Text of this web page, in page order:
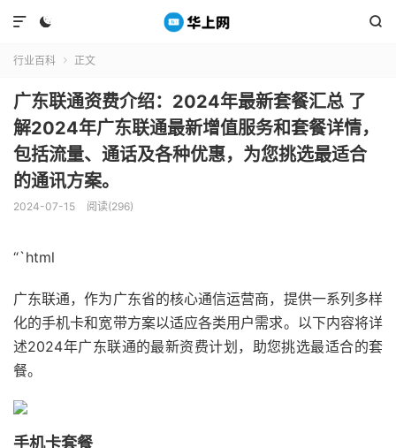
 

行业百科  正文
广东联通资费介绍：2024年最新套餐汇总 了
解2024年广东联通最新增值服务和套餐详情，
包括流量、通话及各种优惠，为您挑选最适合
的通讯方案。
2024-07-15 阅读(296)
“`html
广东联通，作为广东省的核心通信运营商，提供一系列多样
化的手机卡和宽带方案以适应各类用户需求。以下内容将详
述2024年广东联通的最新资费计划，助您挑选最适合的套
餐。
手机卡套餐